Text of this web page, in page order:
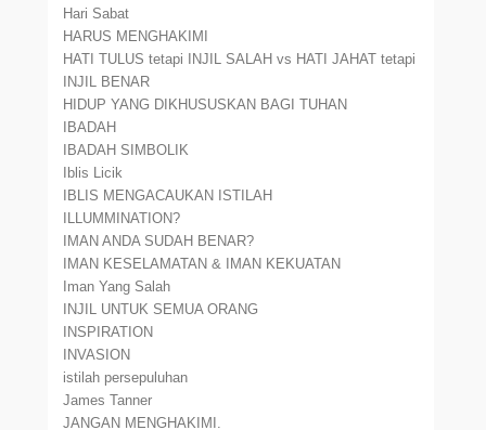
Hari Sabat
HARUS MENGHAKIMI
HATI TULUS tetapi INJIL SALAH vs HATI JAHAT tetapi
INJIL BENAR
HIDUP YANG DIKHUSUSKAN BAGI TUHAN
IBADAH
IBADAH SIMBOLIK
Iblis Licik
IBLIS MENGACAUKAN ISTILAH
ILLUMMINATION?
IMAN ANDA SUDAH BENAR?
IMAN KESELAMATAN & IMAN KEKUATAN
Iman Yang Salah
INJIL UNTUK SEMUA ORANG
INSPIRATION
INVASION
istilah persepuluhan
James Tanner
JANGAN MENGHAKIMI.